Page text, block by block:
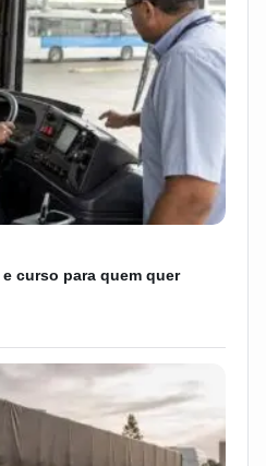
e curso para quem quer